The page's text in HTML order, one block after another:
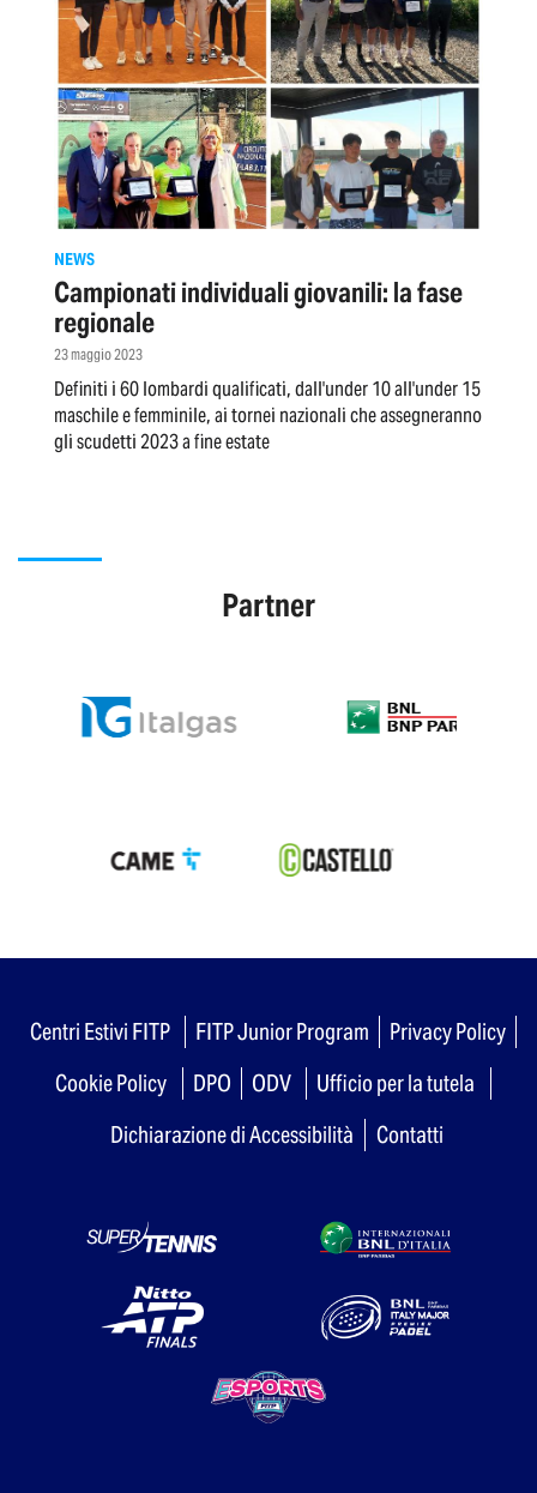
NEWS
Campionati individuali giovanili: la fase
regionale
23 maggio 2023
Definiti i 60 lombardi qualificati, dall'under 10 all'under 15
maschile e femminile, ai tornei nazionali che assegneranno
gli scudetti 2023 a fine estate
Partner
Centri Estivi FITP FITP Junior Program
Privacy Policy
Cookie Policy
DPO ODV
Ufficio per la tutela
Dichiarazione di Accessibilità
Contatti